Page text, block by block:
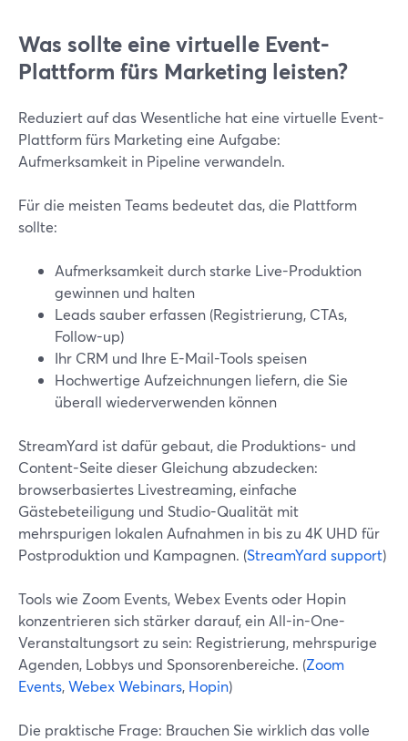
Was sollte eine virtuelle Event-
Plattform fürs Marketing leisten?
Reduziert auf das Wesentliche hat eine virtuelle Event-
Plattform fürs Marketing eine Aufgabe:
Aufmerksamkeit in Pipeline verwandeln.
Für die meisten Teams bedeutet das, die Plattform
sollte:
Aufmerksamkeit durch starke Live-Produktion
gewinnen und halten
Leads sauber erfassen (Registrierung, CTAs,
Follow-up)
Ihr CRM und Ihre E-Mail-Tools speisen
Hochwertige Aufzeichnungen liefern, die Sie
überall wiederverwenden können
StreamYard ist dafür gebaut, die Produktions- und
Content-Seite dieser Gleichung abzudecken:
browserbasiertes Livestreaming, einfache
Gästebeteiligung und Studio-Qualität mit
mehrspurigen lokalen Aufnahmen in bis zu 4K UHD für
Postproduktion und Kampagnen. (StreamYard support)
Tools wie Zoom Events, Webex Events oder Hopin
konzentrieren sich stärker darauf, ein All-in-One-
Veranstaltungsort zu sein: Registrierung, mehrspurige
Agenden, Lobbys und Sponsorenbereiche. (Zoom
Events,Webex Webinars, Hopin)
Die praktische Frage: Brauchen Sie wirklich das volle